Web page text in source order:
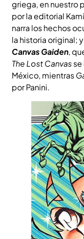
griega, en nuestro
por la editorial
narra los hechos
la historia original;
Canvas Gaiden,
The Lost Canvas
México, mientras
por Panini.